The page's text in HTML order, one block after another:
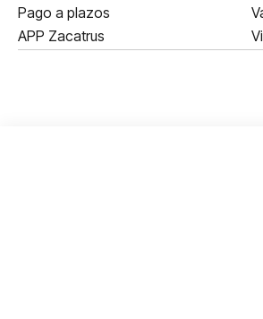
Pago a plazos
APP Zacatrus